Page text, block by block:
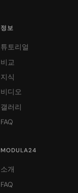
정보
튜토리얼
비교
지식
비디오
갤러리
FAQ
MODULA24
소개
FAQ